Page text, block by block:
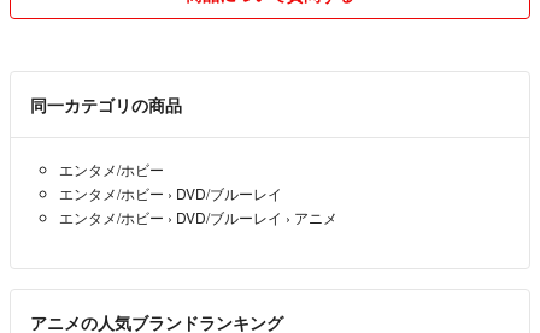
※キャンセル、返品、返金お断りさせて頂いております。
発送は基本的に圧縮し、簡易包装でかんたんラクマパック（日本郵便）
郵送事故等には対応できません。配送中の破損等トラブルは、責任をお
いかねます。
万が一何かあっても保証されませんので不安な方はプラス料金を頂いて
同一カテゴリの商品
エンタメ/ホビー
エンタメ/ホビー › DVD/ブルーレイ
エンタメ/ホビー › DVD/ブルーレイ › アニメ
アニメの人気ブランドランキング